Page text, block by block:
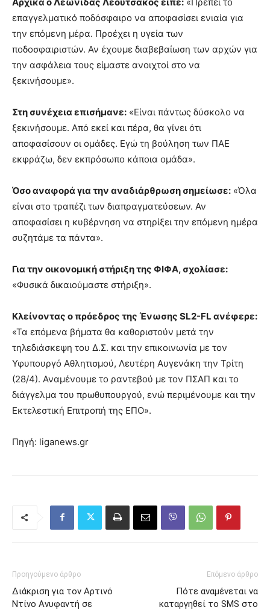
επαγγελματικό ποδόσφαιρο να αποφασίσει ενιαία για
την επόμενη μέρα. Προέχει η υγεία των
ποδοσφαιριστών. Αν έχουμε διαβεβαίωση των αρχών για
την ασφάλεια τους είμαστε ανοιχτοί στο να
ξεκινήσουμε».
Στη συνέχεια επισήμανε: «Είναι πάντως δύσκολο να
ξεκινήσουμε. Από εκεί και πέρα, θα γίνει ότι
αποφασίσουν οι ομάδες. Εγώ τη βούληση των ΠΑΕ
εκφράζω, δεν εκπρόσωπο κάποια ομάδα».
Όσο αναφορά για την αναδιάρθρωση σημείωσε: «Όλα
είναι στο τραπέζι των διαπραγματεύσεων. Αν
αποφασίσει η κυβέρνηση να στηρίξει την επόμενη ημέρα
συζητάμε τα πάντα».
Για την οικονομική στήριξη της ΦΙΦΑ, σχολίασε:
«Φυσικά δικαιούμαστε στήριξη».
Κλείνοντας ο πρόεδρος της Ένωσης SL2-FL ανέφερε:
«Τα επόμενα βήματα θα καθοριστούν μετά την
τηλεδιάσκεψη του Δ.Σ. και την επικοινωνία με τον
Υφυπουργό Αθλητισμού, Λευτέρη Αυγενάκη την Τρίτη
(28/4). Αναμένουμε το ραντεβού με τον ΠΣΑΠ και το
διάγγελμα του πρωθυπουργού, ενώ περιμένουμε και την
Εκτελεστική Επιτροπή της ΕΠΟ».
Πηγή: liganews.gr
Προηγούμενο άρθρο
Διάκριση για τον Αρτινό
Ντίνο Ανυφαντή σε
Επόμενο άρθρο
Πότε αναμένεται να
καταργηθεί το SMS στο